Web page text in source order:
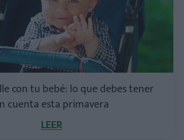
con tu bebé: lo que debes tener
cuenta esta primavera
LEER